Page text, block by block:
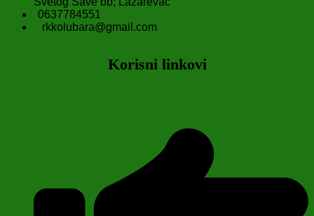
0637784551
rkkolubara@gmail.com
Korisni linkovi